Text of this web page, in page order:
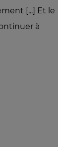
[...] Et le
à